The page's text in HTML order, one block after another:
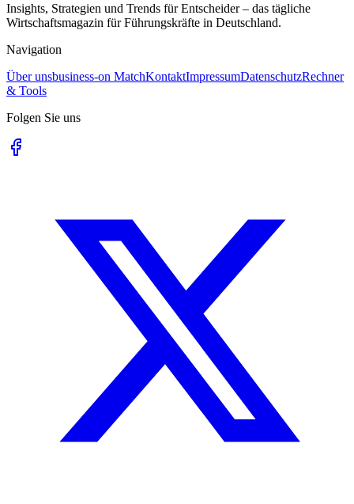
Insights, Strategien und Trends für Entscheider – das tägliche
Wirtschaftsmagazin für Führungskräfte in Deutschland.
Navigation
Über unsbusiness-on MatchKontaktImpressumDatenschutzRechner
& Tools
Folgen Sie uns